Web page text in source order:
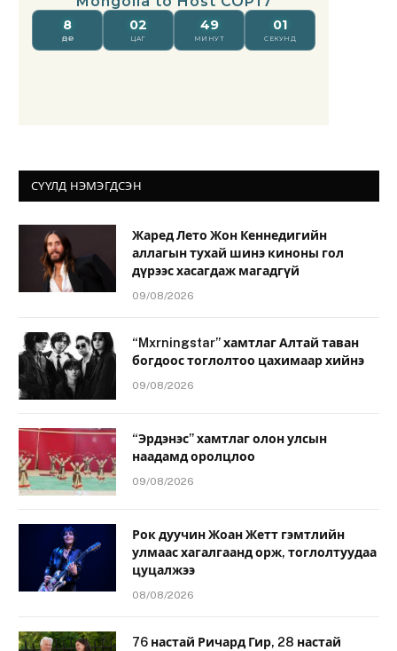
СҮҮЛД НЭМЭГДСЭН
Жаред Лето Жон Кеннедигийн
аллагын тухай шинэ киноны гол
дүрээс хасагдаж магадгүй
09/08/2026
“Mxrningstar” хамтлаг Алтай таван
богдоос тоглолтоо цахимаар хийнэ
09/08/2026
“Эрдэнэс” хамтлаг олон улсын
наадамд оролцлоо
09/08/2026
Рок дуучин Жоан Жетт гэмтлийн
улмаас хагалгаанд орж, тоглолтуудаа
цуцалжээ
08/08/2026
76 настай Ричард Гир, 28 настай